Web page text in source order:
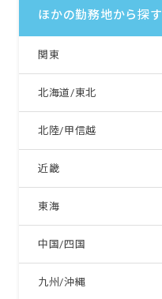
ほかの勤務地から探す
関東
北海道/東北
北陸/甲信越
近畿
東海
中国/四国
九州/沖縄